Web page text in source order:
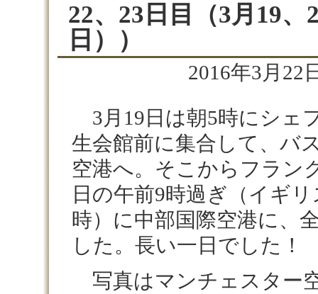
22、23日目（3月19、
日））
2016年3月22
3月19日は朝5時にシェ
生会館前に集合して、バ
空港へ。そこからフラン
日の午前9時過ぎ（イギ
時）に中部国際空港に、
した。長い一日でした！
写真はマンチェスター